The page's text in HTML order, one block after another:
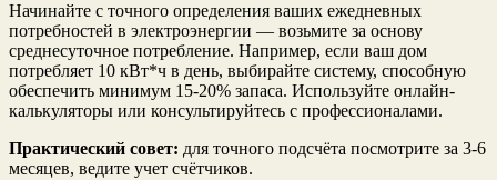
Начинайте с точного определения ваших ежедневных
потребностей в электроэнергии — возьмите за основу
среднесуточное потребление. Например, если ваш дом
потребляет 10 кВт*ч в день, выбирайте систему, способную
обеспечить минимум 15-20% запаса. Используйте онлайн-
калькуляторы или консультируйтесь с профессионалами.
Практический совет: для точного подсчёта посмотрите за 3-6
месяцев, ведите учет счётчиков.